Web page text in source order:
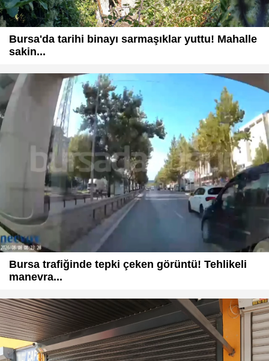
Bursa'da tarihi binayı sarmaşıklar yuttu! Mahalle
sakin...
Bursa trafiğinde tepki çeken görüntü! Tehlikeli
manevra...